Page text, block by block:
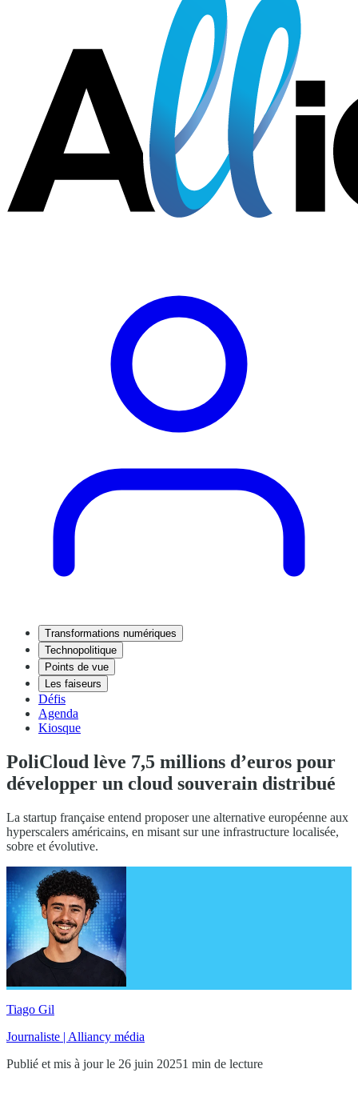
Transformations numériques
Technopolitique
Points de vue
Les faiseurs
Défis
Agenda
Kiosque
PoliCloud lève 7,5 millions d’euros pour
développer un cloud souverain distribué
La startup française entend proposer une alternative européenne aux
hyperscalers américains, en misant sur une infrastructure localisée,
sobre et évolutive.
Tiago Gil
Journaliste | Alliancy média
Publié et mis à jour le 26 juin 20251 min de lecture